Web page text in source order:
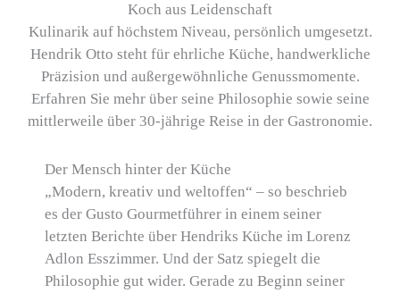
Koch aus Leidenschaft
Kulinarik auf höchstem Niveau, persönlich umgesetzt.
Hendrik Otto steht für ehrliche Küche, handwerkliche
Präzision und außergewöhnliche Genussmomente.
Erfahren Sie mehr über seine Philosophie sowie seine
mittlerweile über 30-jährige Reise in der Gastronomie.
Der Mensch hinter der Küche
„Modern, kreativ und weltoffen“ – so beschrieb
es der Gusto Gourmetführer in einem seiner
letzten Berichte über Hendriks Küche im Lorenz
Adlon Esszimmer. Und der Satz spiegelt die
Philosophie gut wider. Gerade zu Beginn seiner